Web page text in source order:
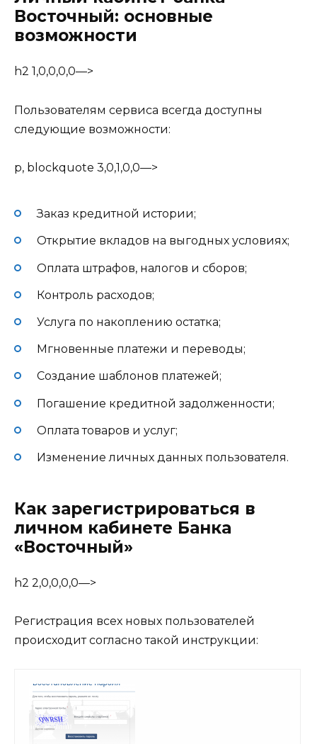
Восточный: основные
возможности
h2 1,0,0,0,0—>
Пользователям сервиса всегда доступны
следующие возможности:
p, blockquote 3,0,1,0,0—>
Заказ кредитной истории;
Открытие вкладов на выгодных условиях;
Оплата штрафов, налогов и сборов;
Контроль расходов;
Услуга по накоплению остатка;
Мгновенные платежи и переводы;
Создание шаблонов платежей;
Погашение кредитной задолженности;
Оплата товаров и услуг;
Изменение личных данных пользователя.
Как зарегистрироваться в
личном кабинете Банка
«Восточный»
h2 2,0,0,0,0—>
Регистрация всех новых пользователей
происходит согласно такой инструкции: